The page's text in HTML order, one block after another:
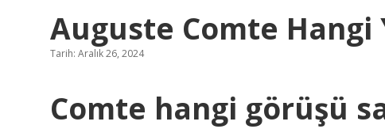
Auguste Comte Hangi
Tarih: Aralık 26, 2024
Comte hangi görüşü